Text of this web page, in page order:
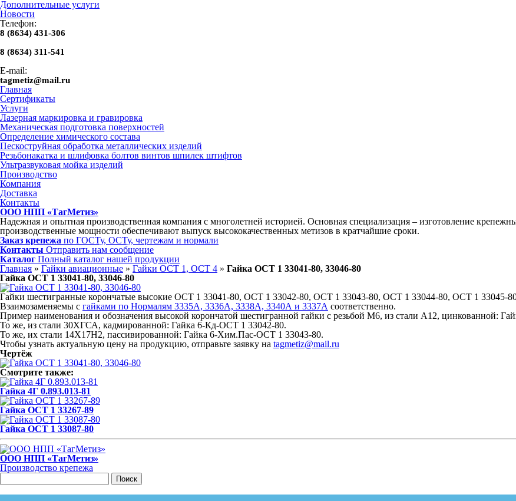
Дополнительные услуги
Новости
Телефон:
8 (8634) 431-306
8 (8634) 311-541
E-mail:
tagmetiz@mail.ru
Главная
Сертификаты
Услуги
Лазерная маркировка и гравировка
Механическая подготовка поверхностей
Определение химического состава
Пескоструйная обработка металлических изделий
Резьбонакатка и шлифовка болтов винтов шпилек штифтов
Ультразвуковая мойка изделий
Производство
Компания
Доставка
Контакты
ООО НПП «ТагМетиз»
Надежная и опытная производственная компания с многолетней историей. Основная специализация – изготовление
производственные мощности обеспечивают выпуск высококачественных метизов в кратчайшие сроки.
Заказ крепежа по ГОСТу, ОСТу, чертежам и нормали
Контакты Отправить нам сообщение
Каталог Полный каталог нашей продукции
Главная » Гайки авиационные » Гайки ОСТ 1, ОСТ 4 » Гайка ОСТ 1 33041-80, 33046-80
Гайка ОСТ 1 33041-80, 33046-80
Гайки шестигранные корончатые высокие ОСТ 1 33041-80, ОСТ 1 33042-80, ОСТ 1 33043-80, ОСТ 1 33044-80, ОСТ 1 33045-
Взаимозаменяемы с гайками по Нормалям 3335А, 3336А, 3338А, 3340А и 3337А соответственно.
Пример наименования и обозначения высокой корончатой шестигранной гайки с резьбой М6, из стали А12, цинкованной:
То же, из стали 30ХГСА, кадмированной: Гайка 6-Кд-ОСТ 1 33042-80.
То же, их стали 14Х17Н2, пассивированной: Гайка 6-Хим.Пас-ОСТ 1 33043-80.
Чтобы узнать актуальную цену на продукцию, отправьте заявку на tagmetiz@mail.ru
Чертёж
Смотрите также:
Гайка 4Г 0.893.013-81
Гайка ОСТ 1 33267-89
Гайка ОСТ 1 33087-80
ООО НПП «ТагМетиз»
Производство крепежа
Поиск